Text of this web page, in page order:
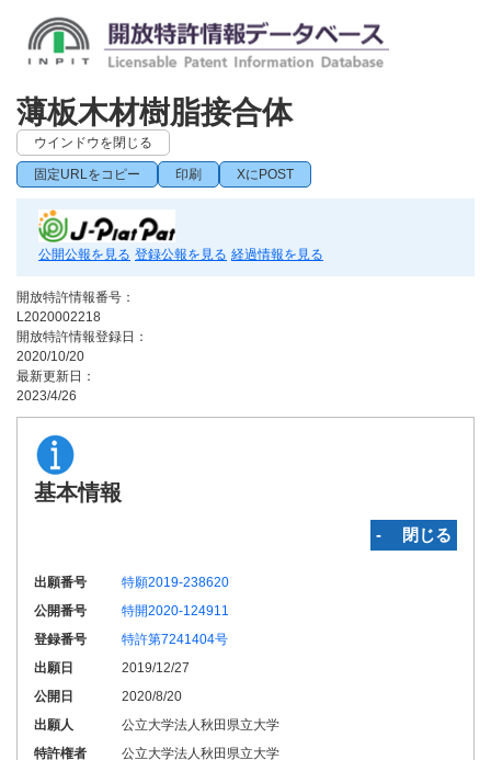
薄板木材樹脂接合体
ウインドウを閉じる
固定URLをコピー 印刷 XにPOST
公開公報を見る 登録公報を見る 経過情報を見る
開放特許情報番号：
L2020002218
開放特許情報登録日：
2020/10/20
最新更新日：
2023/4/26
基本情報
‐ 閉じる
出願番号
特願2019-238620
公開番号
特開2020-124911
登録番号
特許第7241404号
出願日
2019/12/27
公開日
2020/8/20
出願人
公立大学法人秋田県立大学
特許権者
公立大学法人秋田県立大学